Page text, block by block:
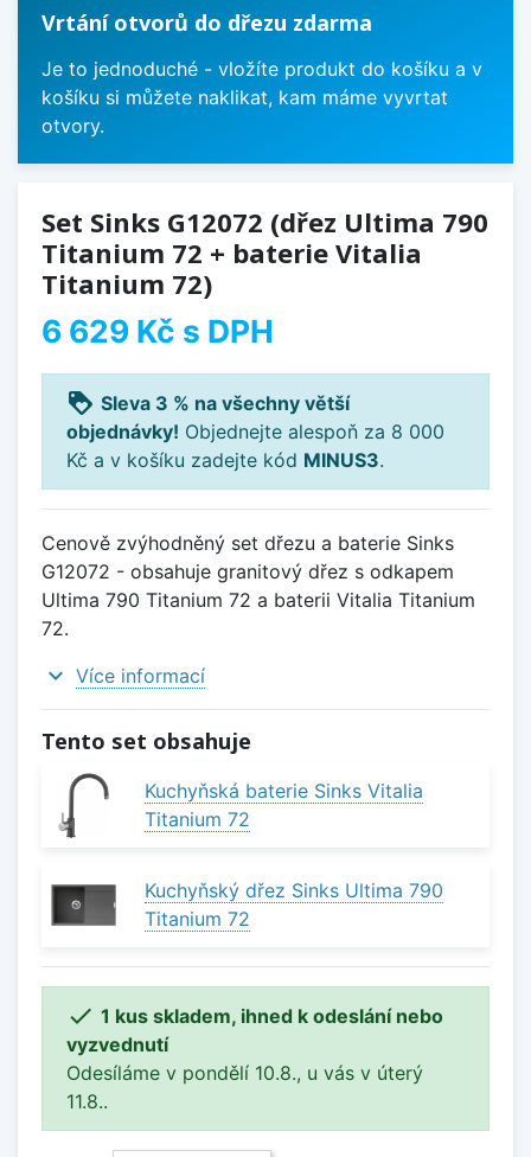
Vrtání otvorů do dřezu zdarma
Je to jednoduché - vložíte produkt do košíku a v
košíku si můžete naklikat, kam máme vyvrtat
otvory.
Set Sinks G12072 (dřez Ultima 790
Titanium 72 + baterie Vitalia
Titanium 72)
6 629 Kč s DPH
loyalty Sleva 3 % na všechny větší
objednávky! Objednejte alespoň za 8 000
Kč a v košíku zadejte kód MINUS3.
Cenově zvýhodněný set dřezu a baterie Sinks
G12072 - obsahuje granitový dřez s odkapem
Ultima 790 Titanium 72 a baterii Vitalia Titanium
72.
expand_more Více informací
Tento set obsahuje
Kuchyňská baterie Sinks Vitalia
Titanium 72
Kuchyňský dřez Sinks Ultima 790
Titanium 72
 1 kus skladem, ihned k odeslání nebo
vyzvednutí
Odesíláme v pondělí 10.8., u vás v úterý
11.8..